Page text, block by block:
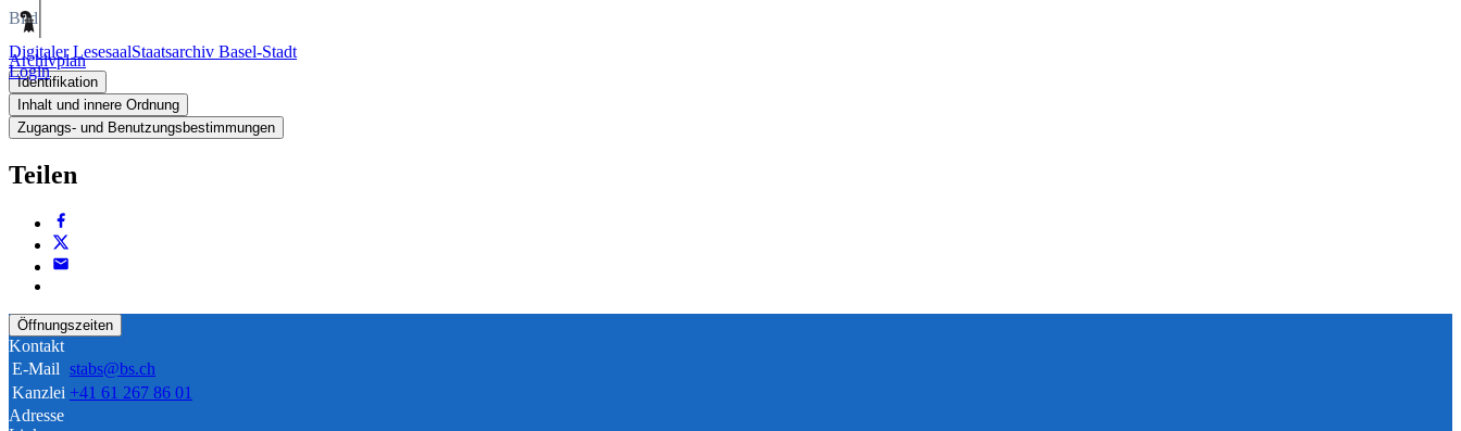
Digitaler LesesaalStaatsarchiv Basel-Stadt
Login
Bild
Archivplan
Identifikation
Inhalt und innere Ordnung
Zugangs- und Benutzungsbestimmungen
Teilen
Öffnungszeiten
Kontakt
E-Mail stabs@bs.ch
Kanzlei +41 61 267 86 01
Adresse